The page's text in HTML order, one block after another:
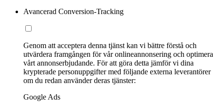
Avancerad Conversion-Tracking
Genom att acceptera denna tjänst kan vi bättre förstå och
utvärdera framgången för vår onlineannonsering och optimera
vårt annonserbjudande. För att göra detta jämför vi dina
krypterade personuppgifter med följande externa leverantörer
om du redan använder deras tjänster:
Google Ads